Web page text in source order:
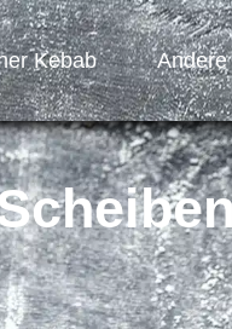
Kebab Andere